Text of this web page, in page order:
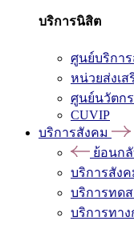
บริการนิสิต
ศูนย์บริกา
หน่วยส่งเ
ศูนย์นวัตกร
CUVIP
บริการสังคม
ย้อนก
บริการสังค
บริการทด
บริการทา